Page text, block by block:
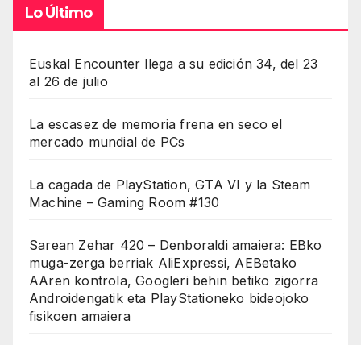
Lo Último
Euskal Encounter llega a su edición 34, del 23
al 26 de julio
La escasez de memoria frena en seco el
mercado mundial de PCs
La cagada de PlayStation, GTA VI y la Steam
Machine – Gaming Room #130
Sarean Zehar 420 – Denboraldi amaiera: EBko
muga-zerga berriak AliExpressi, AEBetako
AAren kontrola, Googleri behin betiko zigorra
Androidengatik eta PlayStationeko bideojoko
fisikoen amaiera